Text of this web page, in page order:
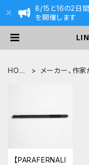
8/15と16の2日
を開催します
HOM
メーカー、作家
【PARAFERNALI